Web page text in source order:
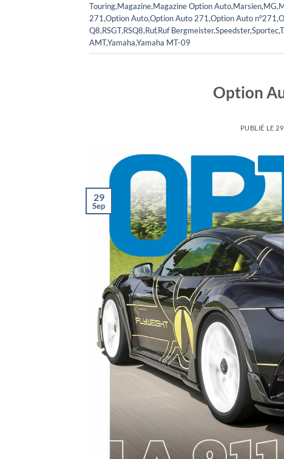
Touring,Magazine,Magazine Option Auto,Marsien,MG,
271,Option Auto,Option Auto 271,Option Auto n°271,
Q8,RSGT,RSQ8,Ruf,Ruf Bergmeister,Speedster,Sportec,
AMT,Yamaha,Yamaha MT-09
Option
PUBLIÉ LE
29
Sep